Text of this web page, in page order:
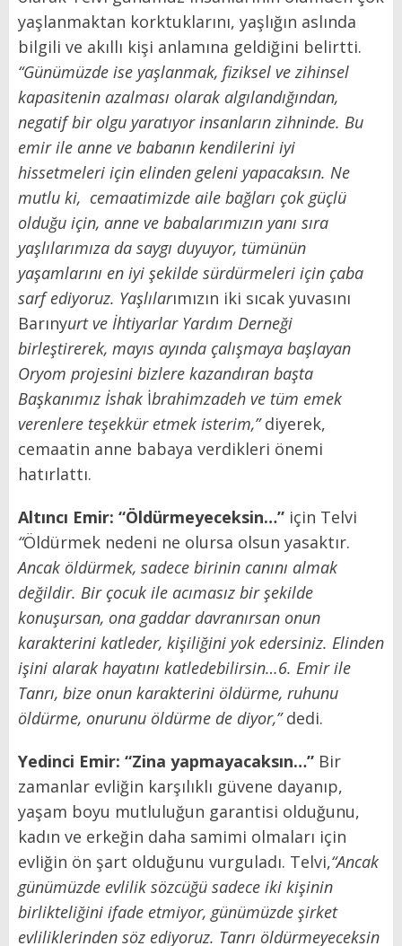
yaşlanmaktan korktuklarını, yaşlığın aslında
bilgili ve akıllı kişi anlamına geldiğini belirtti.
“Günümüzde ise yaşlanmak, fiziksel ve zihinsel
kapasitenin azalması olarak algılandığından,
negatif bir olgu yaratıyor insanların zihninde. Bu
emir ile anne ve babanın kendilerini iyi
hissetmeleri için elinden geleni yapacaksın. Ne
mutlu ki, cemaatimizde aile bağları çok güçlü
olduğu için, anne ve babalarımızın yanı sıra
yaşlılarımıza da saygı duyuyor, tümünün
yaşamlarını en iyi şekilde sürdürmeleri için çaba
sarf ediyoruz. Yaşlılarımızın iki sıcak yuvasını
Barınyurt ve İhtiyarlar Yardım Derneği
birleştirerek, mayıs ayında çalışmaya başlayan
Oryom projesini bizlere kazandıran başta
Başkanımız İshak İbrahimzadeh ve tüm emek
verenlere teşekkür etmek isterim,”diyerek,
cemaatin anne babaya verdikleri önemi
hatırlattı.
Altıncı Emir: “Öldürmeyeceksin…” için Telvi
“Öldürmek nedeni ne olursa olsun yasaktır.
Ancak öldürmek, sadece birinin canını almak
değildir. Bir çocuk ile acımasız bir şekilde
konuşursan, ona gaddar davranırsan onun
karakterini katleder, kişiliğini yok edersiniz. Elinden
işini alarak hayatını katledebilirsin…6. Emir ile
Tanrı, bize onun karakterini öldürme, ruhunu
öldürme, onurunu öldürme de diyor,”dedi.
Yedinci Emir: “Zina yapmayacaksın…” Bir
zamanlar evliğin karşılıklı güvene dayanıp,
yaşam boyu mutluluğun garantisi olduğunu,
kadın ve erkeğin daha samimi olmaları için
evliğin ön şart olduğunu vurguladı. Telvi,“Ancak
günümüzde evlilik sözcüğü sadece iki kişinin
birlikteliğini ifade etmiyor, günümüzde şirket
evliliklerinden söz ediyoruz. Tanrı öldürmeyeceksin